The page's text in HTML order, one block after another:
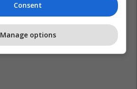
Consent
Manage options